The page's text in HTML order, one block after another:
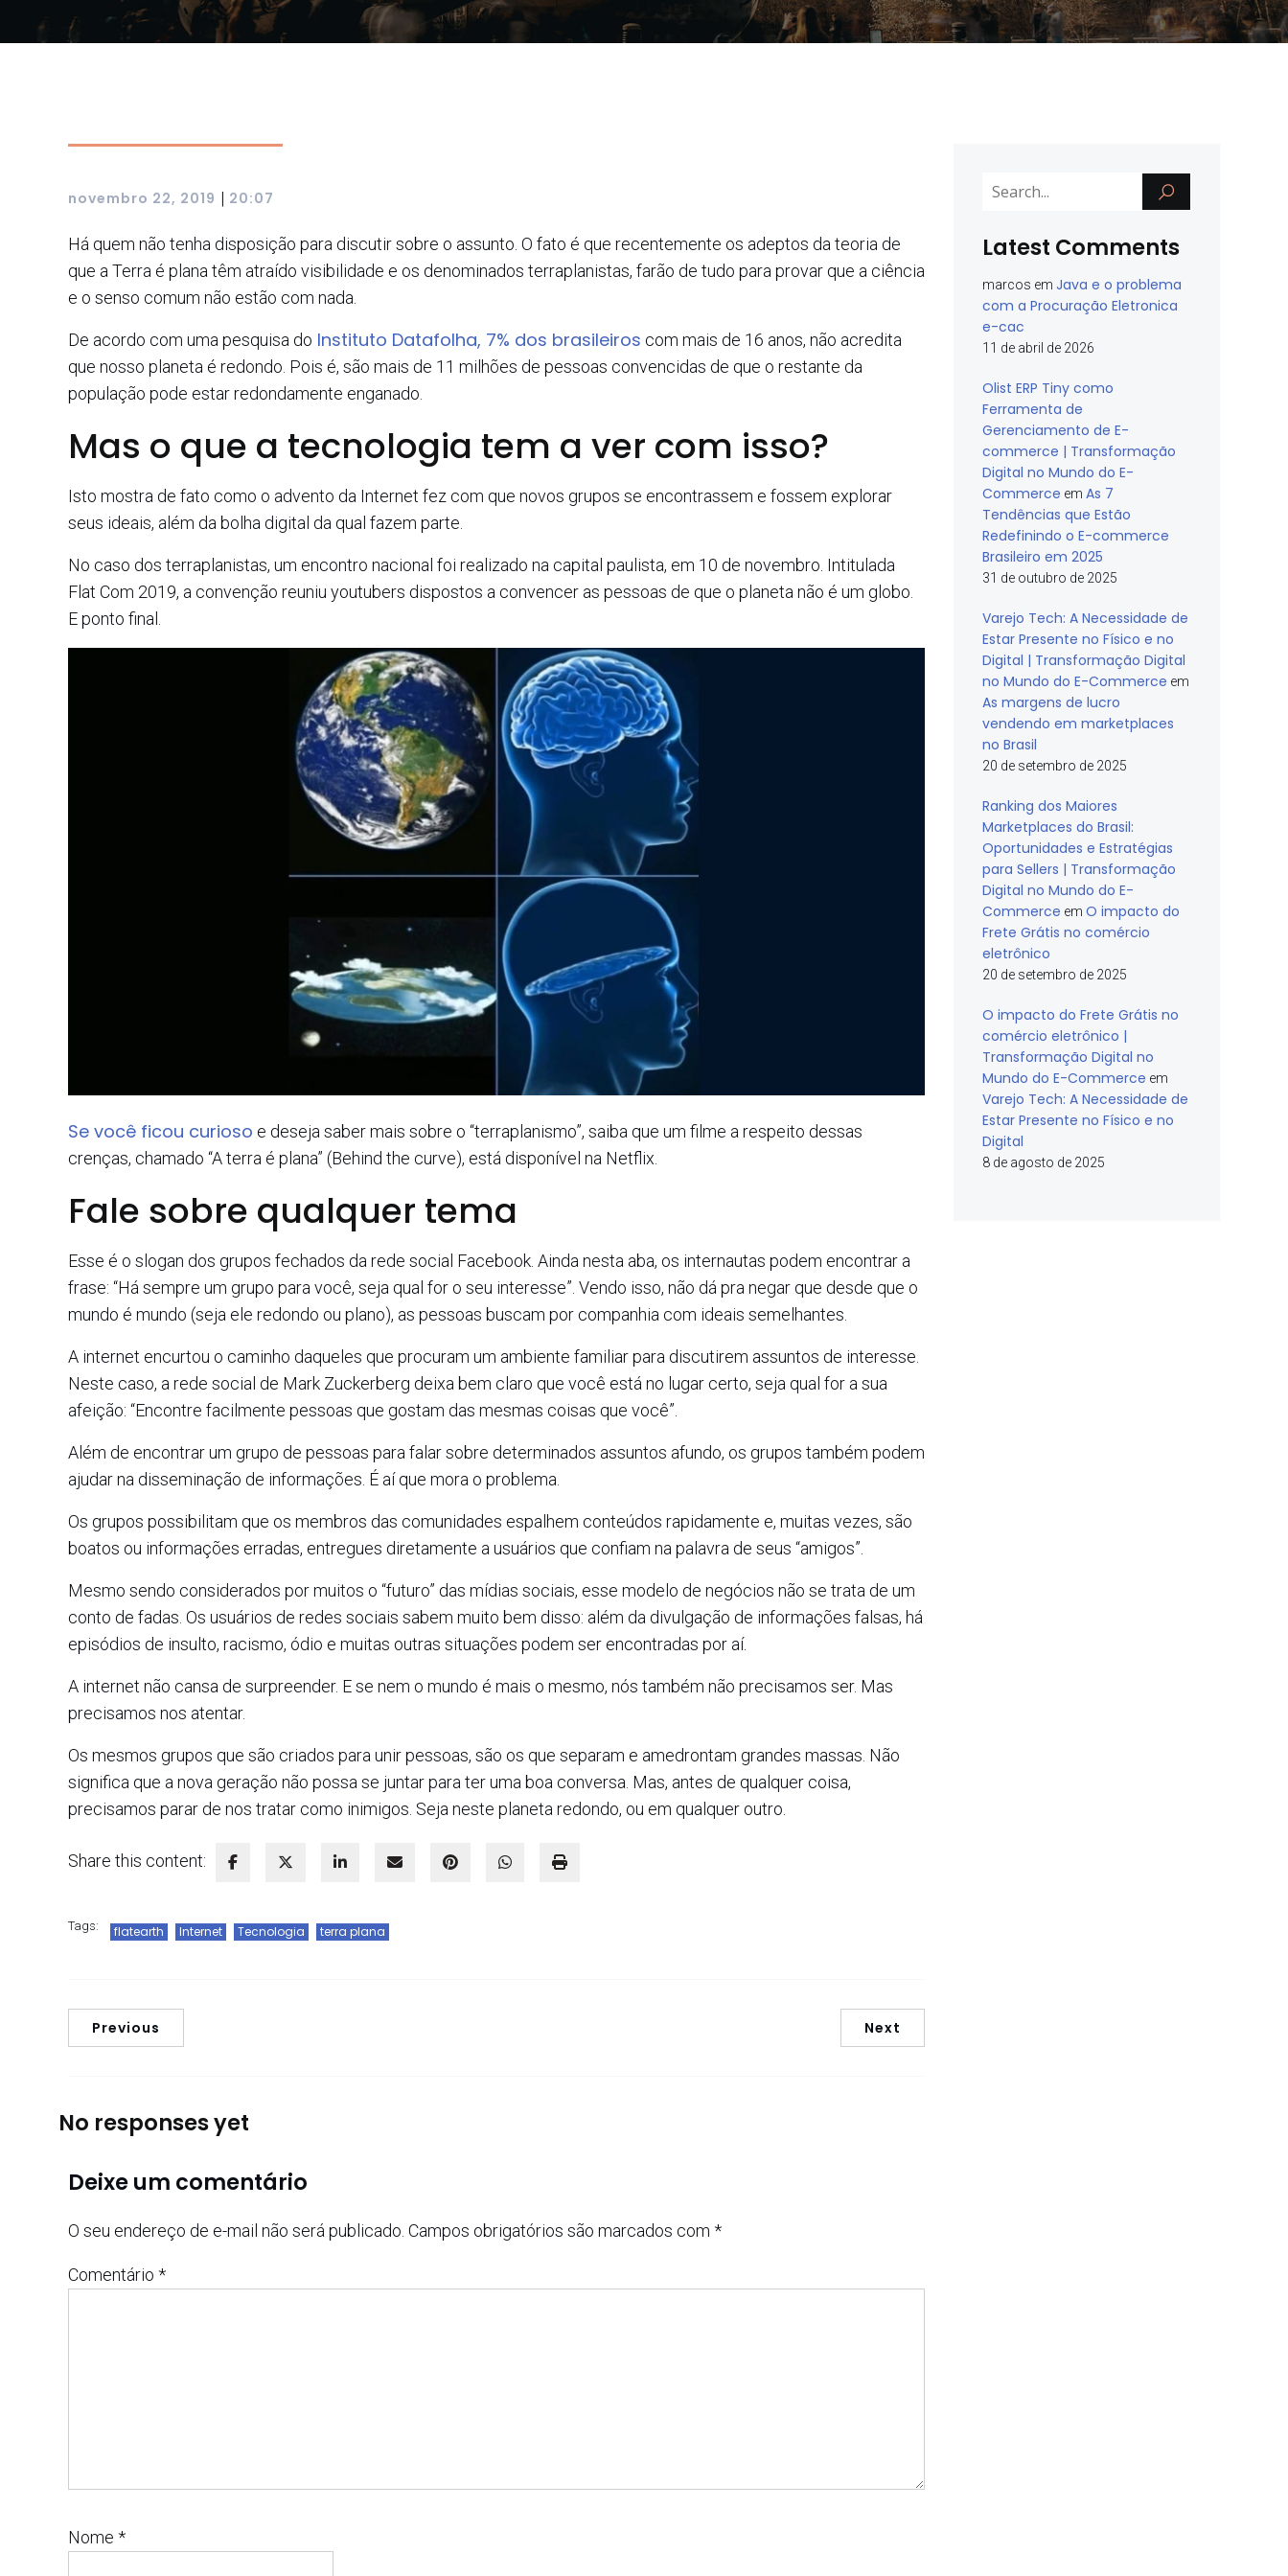
novembro 22, 2019 | 20:07
Há quem não tenha disposição para discutir sobre o assunto. O fato é que recentemente os adeptos da teoria de
que a Terra é plana têm atraído visibilidade e os denominados terraplanistas, farão de tudo para provar que a ciência
e o senso comum não estão com nada.
De acordo com uma pesquisa do Instituto Datafolha, 7% dos brasileiros com mais de 16 anos, não acredita
que nosso planeta é redondo. Pois é, são mais de 11 milhões de pessoas convencidas de que o restante da
população pode estar redondamente enganado.
Mas o que a tecnologia tem a ver com isso?
Isto mostra de fato como o advento da Internet fez com que novos grupos se encontrassem e fossem explorar
seus ideais, além da bolha digital da qual fazem parte.
No caso dos terraplanistas, um encontro nacional foi realizado na capital paulista, em 10 de novembro. Intitulada
Flat Com 2019, a convenção reuniu youtubers dispostos a convencer as pessoas de que o planeta não é um globo.
E ponto final.
Se você ficou curioso e deseja saber mais sobre o “terraplanismo”, saiba que um filme a respeito dessas
crenças, chamado “A terra é plana” (Behind the curve), está disponível na Netflix.
Fale sobre qualquer tema
Esse é o slogan dos grupos fechados da rede social Facebook. Ainda nesta aba, os internautas podem encontrar a
frase: “Há sempre um grupo para você, seja qual for o seu interesse”. Vendo isso, não dá pra negar que desde que o
mundo é mundo (seja ele redondo ou plano), as pessoas buscam por companhia com ideais semelhantes.
A internet encurtou o caminho daqueles que procuram um ambiente familiar para discutirem assuntos de interesse.
Neste caso, a rede social de Mark Zuckerberg deixa bem claro que você está no lugar certo, seja qual for a sua
afeição: “Encontre facilmente pessoas que gostam das mesmas coisas que você”.
Além de encontrar um grupo de pessoas para falar sobre determinados assuntos afundo, os grupos também podem
ajudar na disseminação de informações. É aí que mora o problema.
Os grupos possibilitam que os membros das comunidades espalhem conteúdos rapidamente e, muitas vezes, são
boatos ou informações erradas, entregues diretamente a usuários que confiam na palavra de seus “amigos”.
Mesmo sendo considerados por muitos o “futuro” das mídias sociais, esse modelo de negócios não se trata de um
conto de fadas. Os usuários de redes sociais sabem muito bem disso: além da divulgação de informações falsas, há
episódios de insulto, racismo, ódio e muitas outras situações podem ser encontradas por aí.
A internet não cansa de surpreender. E se nem o mundo é mais o mesmo, nós também não precisamos ser. Mas
precisamos nos atentar.
Os mesmos grupos que são criados para unir pessoas, são os que separam e amedrontam grandes massas. Não
significa que a nova geração não possa se juntar para ter uma boa conversa. Mas, antes de qualquer coisa,
precisamos parar de nos tratar como inimigos. Seja neste planeta redondo, ou em qualquer outro.
Share this content:
Tags: flatearth Internet Tecnologia terra plana
Previous Next
No responses yet
Deixe um comentário
O seu endereço de e-mail não será publicado. Campos obrigatórios são marcados com *
Comentário *
Nome *
Latest Comments
marcos em Java e o problema
com a Procuração Eletronica
e-cac
11 de abril de 2026
Olist ERP Tiny como
Ferramenta de
Gerenciamento de E-
commerce | Transformação
Digital no Mundo do E-
Commerce em As 7
Tendências que Estão
Redefinindo o E-commerce
Brasileiro em 2025
31 de outubro de 2025
Varejo Tech: A Necessidade de
Estar Presente no Físico e no
Digital | Transformação Digital
no Mundo do E-Commerce em
As margens de lucro
vendendo em marketplaces
no Brasil
20 de setembro de 2025
Ranking dos Maiores
Marketplaces do Brasil:
Oportunidades e Estratégias
para Sellers | Transformação
Digital no Mundo do E-
Commerce em O impacto do
Frete Grátis no comércio
eletrônico
20 de setembro de 2025
O impacto do Frete Grátis no
comércio eletrônico |
Transformação Digital no
Mundo do E-Commerce em
Varejo Tech: A Necessidade de
Estar Presente no Físico e no
Digital
8 de agosto de 2025